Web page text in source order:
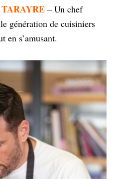
– Un chef
génération de cuisiniers
en s’amusant.